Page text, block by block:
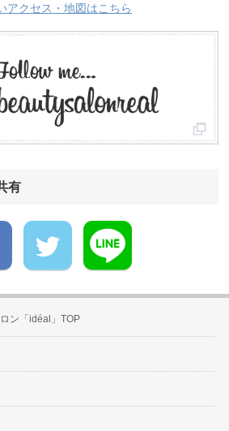
アクセス・地図はこちら
有
ン「idéal」TOP